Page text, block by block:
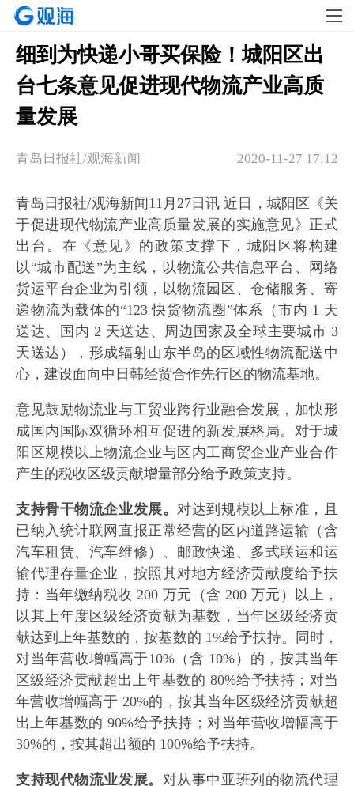
细到为快递小哥买保险！城阳区出
台七条意见促进现代物流产业高质
量发展
2020-11-27 17:12
青岛日报社/观海新闻
青岛日报社/观海新闻11月27日讯 近日，城阳区《关
于促进现代物流产业高质量发展的实施意见》正式
出台。在《意见》的政策支撑下，城阳区将构建
以“城市配送”为主线，以物流公共信息平台、网络
货运平台企业为引领，以物流园区、仓储服务、寄
递物流为载体的“123 快货物流圈”体系（市内 1 天
送达、国内 2 天送达、周边国家及全球主要城市 3
天送达），形成辐射山东半岛的区域性物流配送中
心，建设面向中日韩经贸合作先行区的物流基地。
意见鼓励物流业与工贸业跨行业融合发展，加快形
成国内国际双循环相互促进的新发展格局。对于城
阳区规模以上物流企业与区内工商贸企业产业合作
产生的税收区级贡献增量部分给予政策支持。
支持骨干物流企业发展。对达到规模以上标准，且
已纳入统计联网直报正常经营的区内道路运输（含
汽车租赁、汽车维修）、邮政快递、多式联运和运
输代理存量企业，按照其对地方经济贡献度给予扶
持：当年缴纳税收 200 万元（含 200 万元）以上，
以其上年度区级经济贡献为基数，当年区级经济贡
献达到上年基数的，按基数的 1%给予扶持。同时，
对当年营收增幅高于10%（含 10%）的，按其当年
区级经济贡献超出上年基数的 80%给予扶持；对当
年营收增幅高于 20%的，按其当年区级经济贡献超
出上年基数的 90%给予扶持；对当年营收增幅高于
30%的，按其超出额的 100%给予扶持。
支持现代物流业发展。 对从事中亚班列的物流代理